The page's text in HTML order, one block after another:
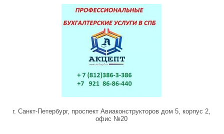
г. Санкт-Петербург, проспект Авиаконструкторов дом 5, корпус 2,
офис №20